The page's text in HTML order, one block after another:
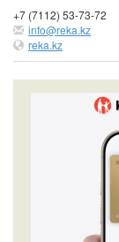
+7 (7112) 53-73-72
info@reka.kz
reka.kz